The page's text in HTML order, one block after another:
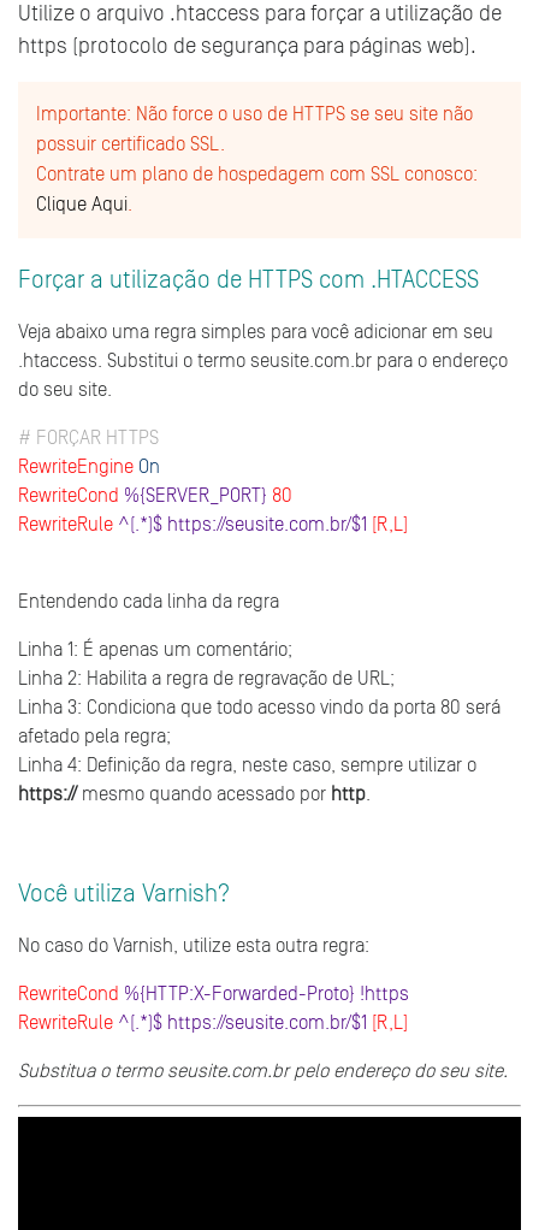
Web sites
E-Commerces
Aplicativos
Hospedagem
Domínios
Integrações
Utilize o arquivo .htaccess para forçar a utilização de
https (protocolo de segurança para páginas web).
Importante: Não force o uso de HTTPS se seu site não
possuir certificado SSL.
Contrate um plano de hospedagem com SSL conosco:
Clique Aqui
Forçar a utilização de HTTPS com .HTACCESS
Veja abaixo uma regra simples para você adicionar em seu
.htaccess. Substitui o termo seusite.com.br para o endereço
do seu site.
# FORÇAR HTTPS
RewriteEngine On
RewriteCond %{SERVER_PORT} 80
RewriteRule ^(.*)$ https://seusite.com.br/$1 [R,L]
Entendendo cada linha da regra
Linha 1: É apenas um comentário;
Linha 2: Habilita a regra de regravação de URL;
Linha 3: Condiciona que todo acesso vindo da porta 80 será
afetado pela regra;
Linha 4: Definição da regra, neste caso, sempre utilizar o
https://mesmo quando acessado por http
Você utiliza Varnish?
No caso do Varnish, utilize esta outra regra:
RewriteCond %{HTTP:X-Forwarded-Proto} !https
RewriteRule ^(.*)$ https://seusite.com.br/$1 [R,L]
Substitua o termo seusite.com.br pelo endereço do seu site.